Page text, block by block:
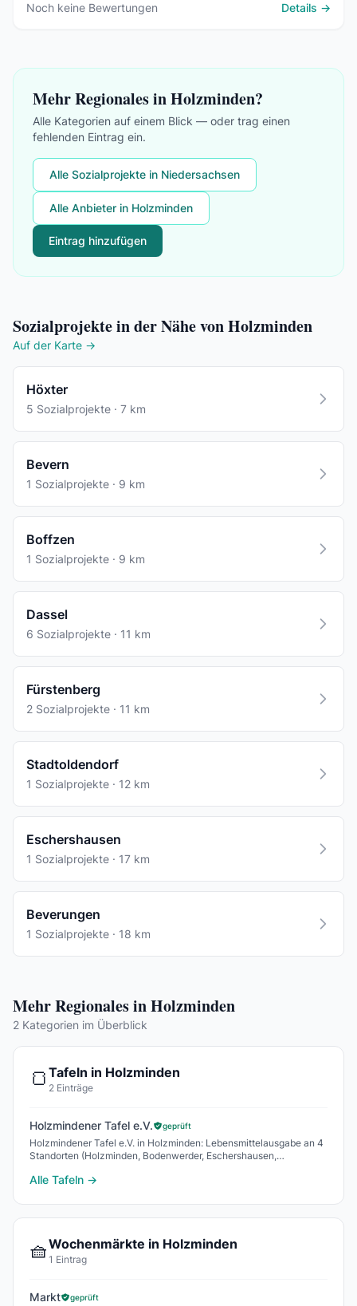
Noch keine Bewertungen Details →
Mehr Regionales in Holzminden?
Alle Kategorien auf einem Blick — oder trag einen
fehlenden Eintrag ein.
Alle Sozialprojekte in Niedersachsen
Alle Anbieter in Holzminden
Eintrag hinzufügen
Sozialprojekte in der Nähe von Holzminden
Auf der Karte →
Höxter
5 Sozialprojekte · 7 km
Bevern
1 Sozialprojekte · 9 km
Boffzen
1 Sozialprojekte · 9 km
Dassel
6 Sozialprojekte · 11 km
Fürstenberg
2 Sozialprojekte · 11 km
Stadtoldendorf
1 Sozialprojekte · 12 km
Eschershausen
1 Sozialprojekte · 17 km
Beverungen
1 Sozialprojekte · 18 km
Mehr Regionales in Holzminden
2 Kategorien im Überblick
🍞 Tafeln in Holzminden
2 Einträge
Holzmindener Tafel e.V. geprüft
Holzmindener Tafel e.V. in Holzminden: Lebensmittelausgabe an 4
Standorten (Holzminden, Bodenwerder, Eschershausen,
Alle Tafeln →
🧺Wochenmärkte in Holzminden
1 Eintrag
Markt geprüft